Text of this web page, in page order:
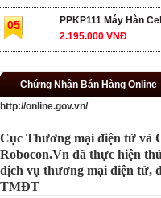
05
PPKP111 Máy Hàn
2.195.000 VNĐ
Chứng Nhận Bán Hàng Online
http://online.gov.vn/
Cục Thương mại điện tử và
Robocon.Vn đã thực hiện
dịch vụ thương mại điện tử,
TMĐT